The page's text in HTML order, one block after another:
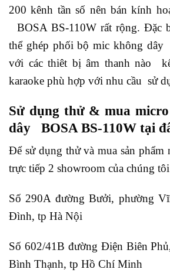
200 kênh tần số nên bán kính
BOSA BS-110W rất rộng. Đặc
thể ghép phối bộ mic không
với các thiêt bị âm thanh nào
karaoke phù hợp với nhu cầu sử
Sử dụng thử & mua
dây BOSA BS-110W tại
Để sử dụng thử và mua sản phẩm
trực tiếp 2 showroom của chúng
Số 290A đường Bưởi, phường
Đình, tp Hà Nội
Số 602/41B đường Điện Biên
Bình Thạnh, tp Hồ Chí Minh